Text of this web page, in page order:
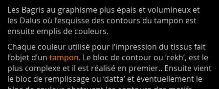
Les Bagris au graphisme plus épais et volumineux et
les Dalus où l’esquisse des contours du tampon est
ensuite emplis de couleurs.
Chaque couleur utilisé pour l’impression du tissus fait
l’objet d’un tampon. Le bloc de contour ou ‘rekh’, est le
plus complexe et il est réalisé en premier.. Ensuite vient
le bloc de remplissage ou ‘datta’ et éventuellement le